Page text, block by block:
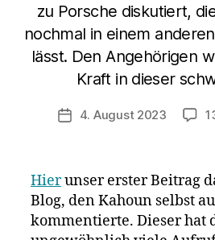
zu Porsche diskutiert,
nochmal in einem
lässt. Den Angehörigen
Kraft in dieser
Veröffentlichungsdatum
4. August 2023
Hierunser erster Beitrag
Blog, den Kahoun selbst
kommentierte. Dieser hat